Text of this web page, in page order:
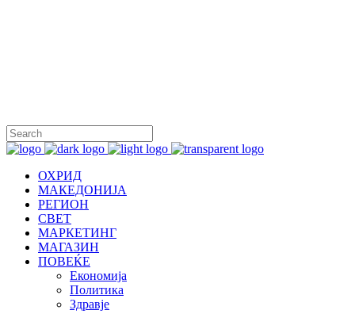
ОХРИД
МАКЕДОНИЈА
РЕГИОН
СВЕТ
МАРКЕТИНГ
МАГАЗИН
ПОВЕЌЕ
Економија
Политика
Здравје